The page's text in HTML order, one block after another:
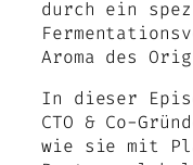
durch ein
Aroma des
In dieser
CTO & Co-
wie sie mit